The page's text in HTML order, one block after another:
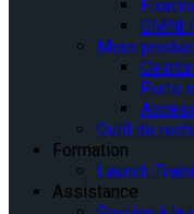
OMNI
More
Porte
Outil de
Formation
Launch
Assistance